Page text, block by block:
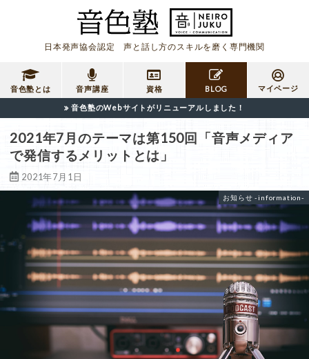
日本発声協会認定 声と話し方のスキルを磨く専門機関
音色塾とは 音声講座 資格 BLOG マイページ
音色塾のWebサイトがリニューアルしました！
2021年7月のテーマは第150回「音声メディア
で発信するメリットとは」
2021年7月1日
お知らせ -information-